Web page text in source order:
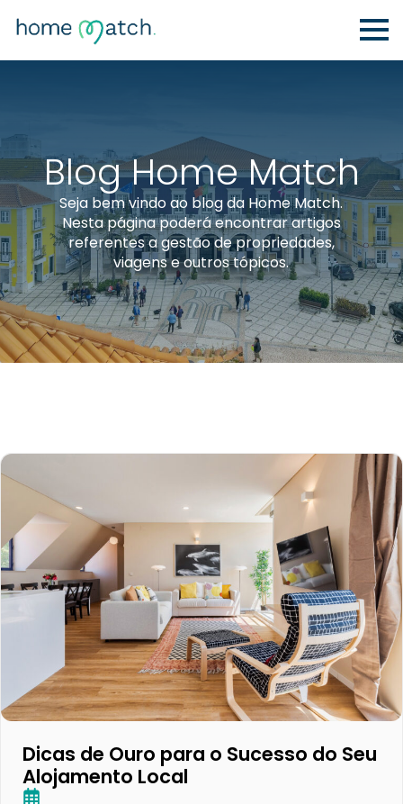
Blog Home Match
Seja bem vindo ao blog da Home Match.
Nesta página poderá encontrar artigos
referentes a gestão de propriedades,
viagens e outros tópicos.
Dicas de Ouro para o Sucesso do Seu
Alojamento Local